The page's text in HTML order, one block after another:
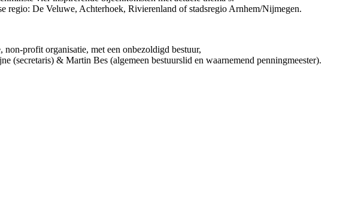
regio: De Veluwe, Achterhoek, Rivierenland of stadsregio Arnhem/Nijmegen.
profit organisatie, met een onbezoldigd bestuur,
(secretaris) & Martin Bes (algemeen bestuurslid en waarnemend penningmeester).